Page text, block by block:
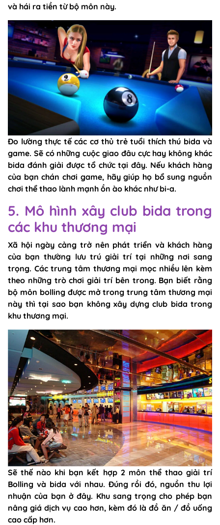
và hái ra tiền từ bộ môn này.
Đo lường thực tế các cơ thủ trẻ tuổi thích thú bida và
game. Sẽ có những cuộc giao đâu cực hay không khác
bida đánh giải được tổ chức tại đây. Nếu khách hàng
của bạn chán chơi game, hãy giúp họ bổ sung nguồn
chơi thể thao lành mạnh ồn ào khác như bi-a.
5. Mô hình xây club bida trong
các khu thương mại
Xã hội ngày cảng trở nên phát triển và khách hàng
của bạn thường lưu trú giải trí tại những nơi sang
trọng. Các trung tâm thương mại mọc nhiều lên kèm
theo những trò chơi giải trí bên trong. Bạn biết rằng
bộ môn bolling được mở trong trung tâm thương mại
này thì tại sao bạn không xây dựng club bida trong
khu thương mại.
Sẽ thế nào khi bạn kết hợp 2 môn thể thao giải trí
Bolling và bida với nhau. Đúng rồi đó, nguồn thu lợi
nhuận của bạn ở đây. Khu sang trọng cho phép bạn
nâng giá dịch vụ cao hơn, kèm đó là đồ ăn / đồ uống
cao cấp hơn.